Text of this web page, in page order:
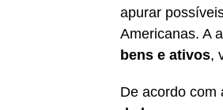
apurar
Americanas. A
bens e ativos,
De acordo com